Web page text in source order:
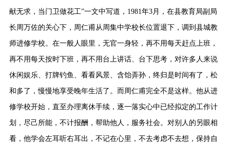
献无求，当门卫做花工”一文中写道，1981年3月，在县教育局副局
长周万佐的关心下，周仁甫从周集中学校长位置退下，调到县城教
师进修学校。在一般人眼里，无官一身轻，再不用每天赶点上班，
再不用每天按时下班，再不用台上讲话、台下思考，对许多人来说
休闲娱乐、打牌钓鱼、看看风景、含饴弄孙，终归是时间有了，松
和多了，慢慢地享受晚年生活了。而周仁甫完全不是这样。他从进
修学校开始，直至办理离休手续，逐一落实心中已经拟定的工作计
划，尽己所能，不计报酬，帮助他人，服务社会。对别人的另眼相
看，他学会左耳听右耳出，不记在心里，不去考虑不去想，保持自